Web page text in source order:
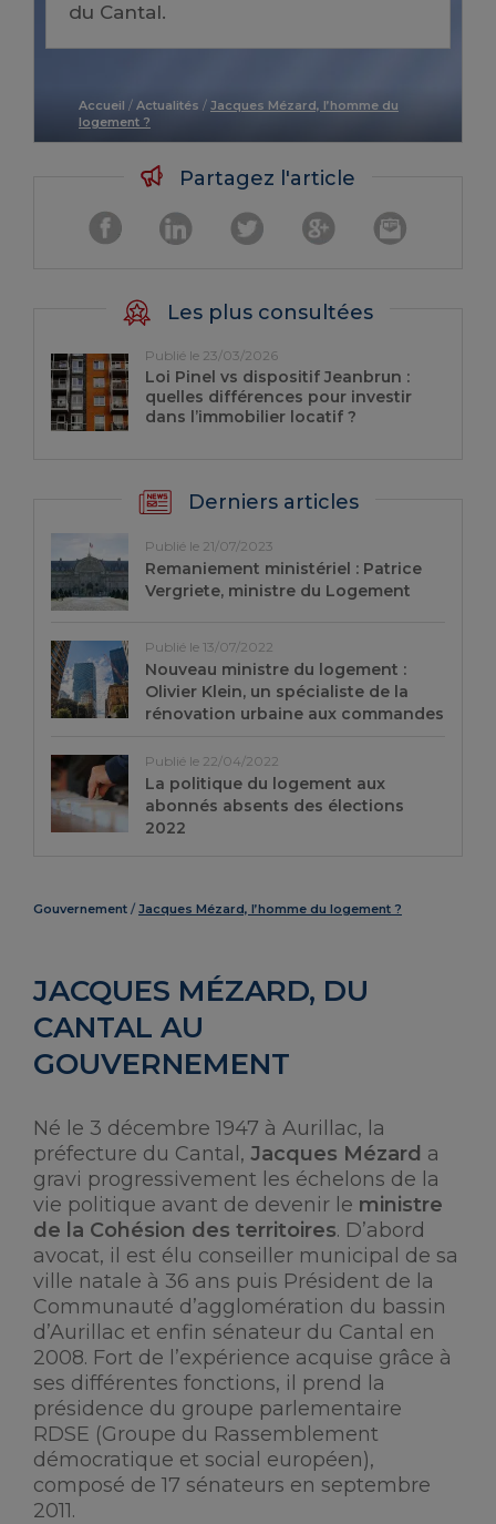
du Cantal.
Accueil / Actualités / Jacques Mézard, l’homme du
logement ?
Gouvernement Jacques Mézard, l’homme du logement ?
JACQUES MÉZARD, DU
CANTAL AU
GOUVERNEMENT
Né le 3 décembre 1947 à Aurillac, la
préfecture du Cantal, Jacques Mézard a
gravi progressivement les échelons de la
vie politique avant de devenir le ministre
de la Cohésion des territoires. D’abord
avocat, il est élu conseiller municipal de sa
ville natale à 36 ans puis Président de la
Communauté d’agglomération du bassin
d’Aurillac et enfin sénateur du Cantal en
2008. Fort de l’expérience acquise grâce à
ses différentes fonctions, il prend la
présidence du groupe parlementaire
RDSE (Groupe du Rassemblement
démocratique et social européen),
composé de 17 sénateurs en septembre
2011.
Partagez l'article
Les plus consultées
Publié le 23/03/2026
Loi Pinel vs dispositif Jeanbrun :
quelles différences pour investir
dans l’immobilier locatif ?
Derniers articles
Publié le 21/07/2023
Remaniement ministériel : Patrice
Vergriete, ministre du Logement
Publié le 13/07/2022
Nouveau ministre du logement :
Olivier Klein, un spécialiste de la
rénovation urbaine aux commandes
Publié le 22/04/2022
La politique du logement aux
abonnés absents des élections
2022